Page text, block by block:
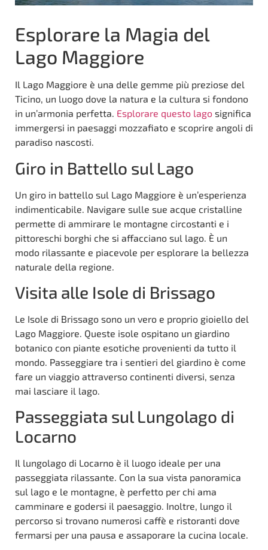
Esplorare la Magia del
Lago Maggiore
Il Lago Maggiore è una delle gemme più preziose del
Ticino, un luogo dove la natura e la cultura si fondono
in un’armonia perfetta. Esplorare questo lago significa
immergersi in paesaggi mozzafiato e scoprire angoli di
paradiso nascosti.
Giro in Battello sul Lago
Un giro in battello sul Lago Maggiore è un’esperienza
indimenticabile. Navigare sulle sue acque cristalline
permette di ammirare le montagne circostanti e i
pittoreschi borghi che si affacciano sul lago. È un
modo rilassante e piacevole per esplorare la bellezza
naturale della regione.
Visita alle Isole di Brissago
Le Isole di Brissago sono un vero e proprio gioiello del
Lago Maggiore. Queste isole ospitano un giardino
botanico con piante esotiche provenienti da tutto il
mondo. Passeggiare tra i sentieri del giardino è come
fare un viaggio attraverso continenti diversi, senza
mai lasciare il lago.
Passeggiata sul Lungolago di
Locarno
Il lungolago di Locarno è il luogo ideale per una
passeggiata rilassante. Con la sua vista panoramica
sul lago e le montagne, è perfetto per chi ama
camminare e godersi il paesaggio. Inoltre, lungo il
percorso si trovano numerosi caffè e ristoranti dove
fermarsi per una pausa e assaporare la cucina locale.